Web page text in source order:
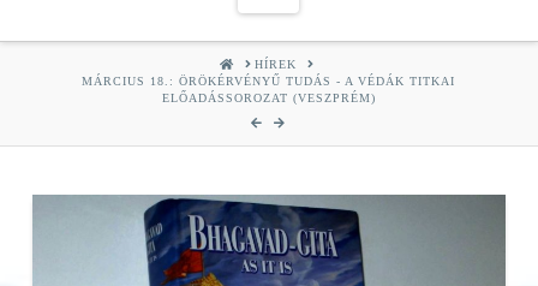
HOMEHÍREK
MÁRCIUS 18.: ÖRÖKÉRVÉNYŰ TUDÁS - A VÉDÁK TITKAI
ELŐADÁSSOROZAT (VESZPRÉM)